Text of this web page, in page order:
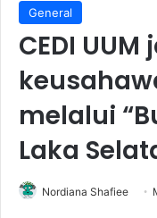
General
CEDI
melalui
Laka
Nordiana Shafiee